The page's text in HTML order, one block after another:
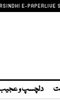
SINDHI E-PAPERLIVE
دلچسپ و